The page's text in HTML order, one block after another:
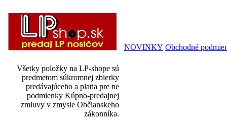
Všetky položky na LP-shope sú
predmetom súkromnej zbierky
predávajúceho a platia pre ne
podmienky Kúpno-predajnej
zmluvy v zmysle Občianskeho
zákonníka.
NOVINKY Obchodné